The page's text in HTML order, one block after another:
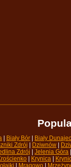
Biały Bór
Biały Dunajec
Zdrój Dziwnów
Zdrój Jelenia Góra
Krynica
Mrągowo